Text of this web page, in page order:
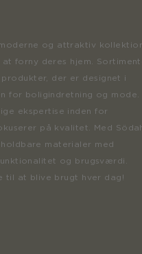
og attraktiv
forny deres hjem.
der er designet i
for boligindretning og mode.
ekspertise inden for
på kvalitet. Med
materialer med
og brugsværdi.
til at blive brugt hver dag!